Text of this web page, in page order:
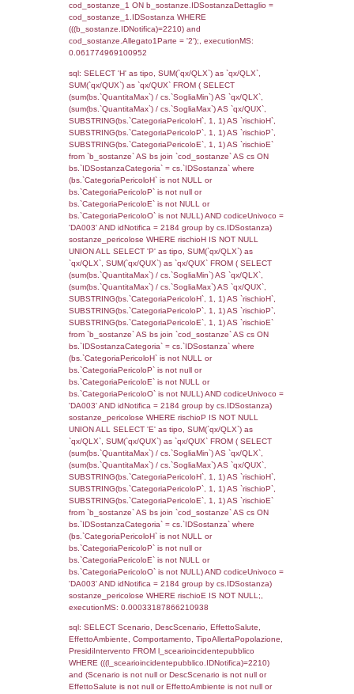
(f_territori_limitrofi.IDTipoTerritorio =
cod_territori_tipologia.IDTerritorioTP)
(((f_territori_limitrofi.IDNotifica)=2210) AND
0.068510055541992
sql: SELECT
reg_f_territori_limitrofi.Direzione,
reg_f_territori_limitrofi.Denominazione,
_limitrofi.DescAltro FROM
JOIN cod_territori_tipologia ON
(reg_f_territori_limitrofi.IDTipologiaTerritorio =
cod_territori_tipologia.IDTipologiaTerritorio)
(reg_f_territori_limitrofi.IDTipoTerritorio =
cod_territori_tipologia.IDTerritorioTP)
0.018835067749023
sql: SELECT f_territori_limitrofi.Distanza,
f_territori_limitrofi.Direzione,
f_territori_limitrofi.Denominazione,
rofi.DescAltro FROM f_territori_limitrofi
cod_territori_tipologia ON
(f_territori_limitrofi.IDTipologiaTerritorio =
cod_territori_tipologia.IDTipologiaTerritorio)
(f_territori_limitrofi.IDTipoTerritorio =
cod_territori_tipologia.IDTerritorioTP)
(((f_territori_limitrofi.IDNotifica)=2210) AND
((f_territori_limitrofi.IDTipoTerritorio)=8)),
0.068265914916992
sql: SELECT
reg_f_territori_limitrofi.Direzione,
reg_f_territori_limitrofi.Denominazione,
_limitrofi.DescAltro FROM